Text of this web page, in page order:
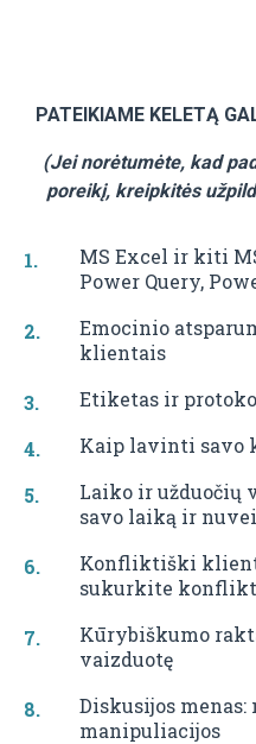
PATEIKIAME KELETĄ
(Jei norėtumėte, kad
poreikį, kreipkitės
MS Excel ir kiti
Power Query,
Emocinio
klientais
Etiketas ir
Kaip lavinti savo
Laiko ir užduočių
savo laiką ir
Konfliktiški
sukurkite
Kūrybiškumo
vaizduotę
Diskusijos
manipuliacijos